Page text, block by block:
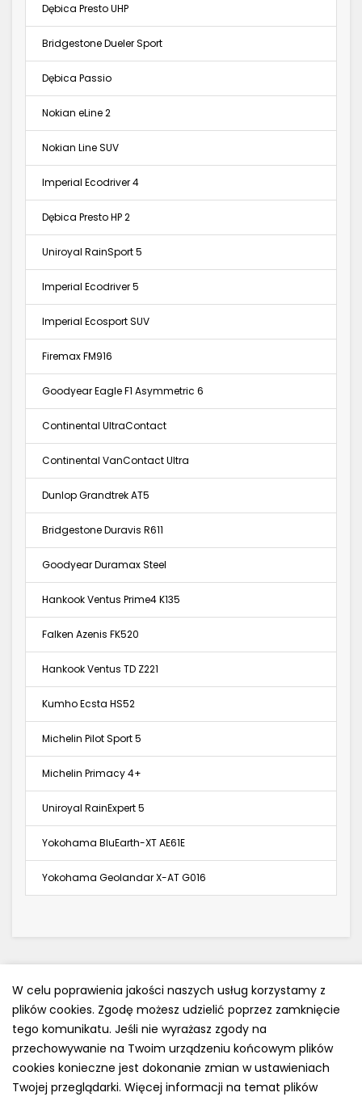
Dębica Presto UHP
Bridgestone Dueler Sport
Dębica Passio
Nokian eLine 2
Nokian Line SUV
Imperial Ecodriver 4
Dębica Presto HP 2
Uniroyal RainSport 5
Imperial Ecodriver 5
Imperial Ecosport SUV
Firemax FM916
Goodyear Eagle F1 Asymmetric 6
Continental UltraContact
Continental VanContact Ultra
Dunlop Grandtrek AT5
Bridgestone Duravis R611
Goodyear Duramax Steel
Hankook Ventus Prime4 K135
Falken Azenis FK520
Hankook Ventus TD Z221
Kumho Ecsta HS52
Michelin Pilot Sport 5
Michelin Primacy 4+
Uniroyal RainExpert 5
Yokohama BluEarth-XT AE61E
Yokohama Geolandar X-AT G016
Polityka prywatności
e-mail: kontakt@opony.com.pl
Copyright © 2000-2023 Opony.com.pl
W celu poprawienia jakości naszych usług korzystamy z
plików cookies. Zgodę możesz udzielić poprzez zamknięcie
tego komunikatu. Jeśli nie wyrażasz zgody na
przechowywanie na Twoim urządzeniu końcowym plików
cookies konieczne jest dokonanie zmian w ustawieniach
Twojej przeglądarki. Więcej informacji na temat plików